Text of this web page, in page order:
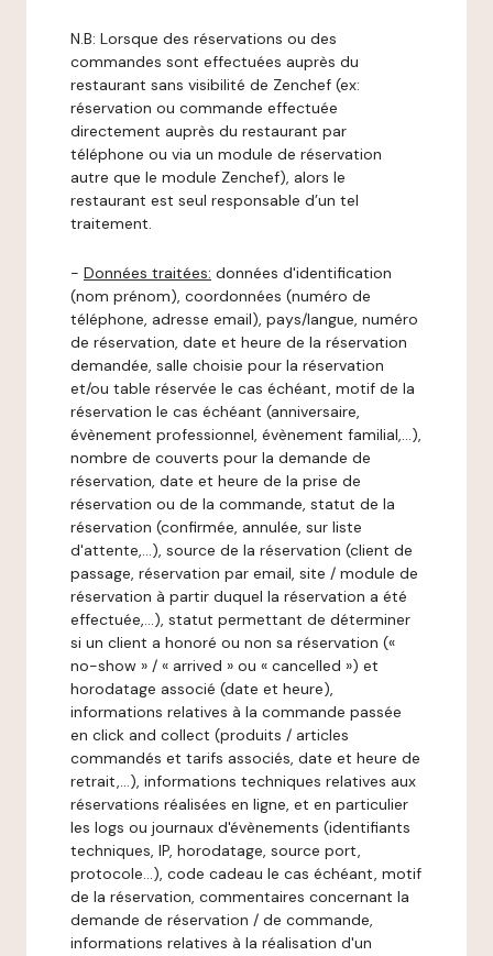
N.B: Lorsque des réservations ou des
commandes sont effectuées auprès du
restaurant sans visibilité de Zenchef (ex:
réservation ou commande effectuée
directement auprès du restaurant par
téléphone ou via un module de réservation
autre que le module Zenchef), alors le
restaurant est seul responsable d’un tel
traitement.
- Données traitées: données d'identification
(nom prénom), coordonnées (numéro de
téléphone, adresse email), pays/langue, numéro
de réservation, date et heure de la réservation
demandée, salle choisie pour la réservation
et/ou table réservée le cas échéant, motif de la
réservation le cas échéant (anniversaire,
évènement professionnel, évènement familial,…),
nombre de couverts pour la demande de
réservation, date et heure de la prise de
réservation ou de la commande, statut de la
réservation (confirmée, annulée, sur liste
d'attente,…), source de la réservation (client de
passage, réservation par email, site / module de
réservation à partir duquel la réservation a été
effectuée,…), statut permettant de déterminer
si un client a honoré ou non sa réservation («
no-show » / « arrived » ou « cancelled ») et
horodatage associé (date et heure),
informations relatives à la commande passée
en click and collect (produits / articles
commandés et tarifs associés, date et heure de
retrait,…), informations techniques relatives aux
réservations réalisées en ligne, et en particulier
les logs ou journaux d'évènements (identifiants
techniques, IP, horodatage, source port,
protocole…), code cadeau le cas échéant, motif
de la réservation, commentaires concernant la
demande de réservation / de commande,
informations relatives à la réalisation d'un